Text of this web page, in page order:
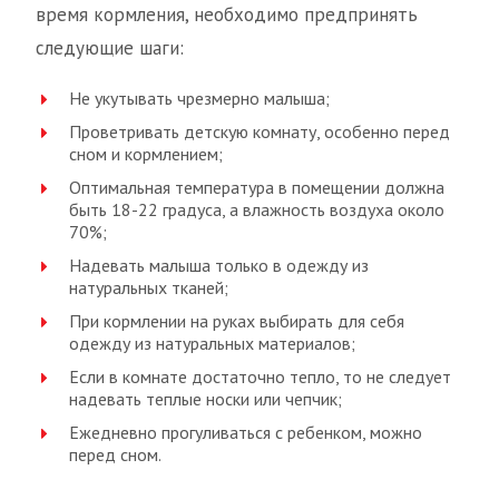
время кормления, необходимо предпринять
следующие шаги:
Не укутывать чрезмерно малыша;
Проветривать детскую комнату, особенно перед
сном и кормлением;
Оптимальная температура в помещении должна
быть 18-22 градуса, а влажность воздуха около
70%;
Надевать малыша только в одежду из
натуральных тканей;
При кормлении на руках выбирать для себя
одежду из натуральных материалов;
Если в комнате достаточно тепло, то не следует
надевать теплые носки или чепчик;
Ежедневно прогуливаться с ребенком, можно
перед сном.